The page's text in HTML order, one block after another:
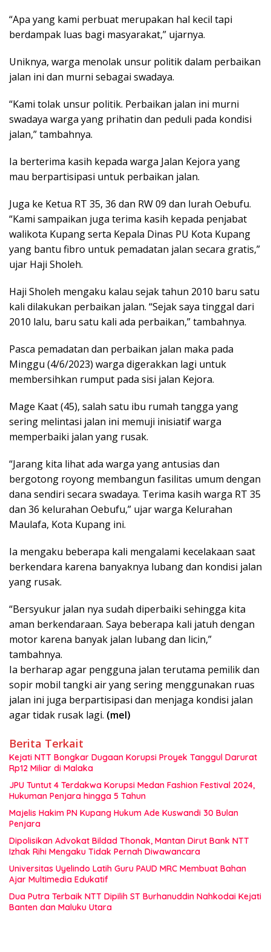
“Apa yang kami perbuat merupakan hal kecil tapi
berdampak luas bagi masyarakat,” ujarnya.
Uniknya, warga menolak unsur politik dalam perbaikan
jalan ini dan murni sebagai swadaya.
“Kami tolak unsur politik. Perbaikan jalan ini murni
swadaya warga yang prihatin dan peduli pada kondisi
jalan,” tambahnya.
Ia berterima kasih kepada warga Jalan Kejora yang
mau berpartisipasi untuk perbaikan jalan.
Juga ke Ketua RT 35, 36 dan RW 09 dan lurah Oebufu.
“Kami sampaikan juga terima kasih kepada penjabat
walikota Kupang serta Kepala Dinas PU Kota Kupang
yang bantu fibro untuk pemadatan jalan secara gratis,”
ujar Haji Sholeh.
Haji Sholeh mengaku kalau sejak tahun 2010 baru satu
kali dilakukan perbaikan jalan. “Sejak saya tinggal dari
2010 lalu, baru satu kali ada perbaikan,” tambahnya.
Pasca pemadatan dan perbaikan jalan maka pada
Minggu (4/6/2023) warga digerakkan lagi untuk
membersihkan rumput pada sisi jalan Kejora.
Mage Kaat (45), salah satu ibu rumah tangga yang
sering melintasi jalan ini memuji inisiatif warga
memperbaiki jalan yang rusak.
“Jarang kita lihat ada warga yang antusias dan
bergotong royong membangun fasilitas umum dengan
dana sendiri secara swadaya. Terima kasih warga RT 35
dan 36 kelurahan Oebufu,” ujar warga Kelurahan
Maulafa, Kota Kupang ini.
Ia mengaku beberapa kali mengalami kecelakaan saat
berkendara karena banyaknya lubang dan kondisi jalan
yang rusak.
“Bersyukur jalan nya sudah diperbaiki sehingga kita
aman berkendaraan. Saya beberapa kali jatuh dengan
motor karena banyak jalan lubang dan licin,”
tambahnya.
Ia berharap agar pengguna jalan terutama pemilik dan
sopir mobil tangki air yang sering menggunakan ruas
jalan ini juga berpartisipasi dan menjaga kondisi jalan
agar tidak rusak lagi. (mel)
Berita Terkait
Kejati NTT Bongkar Dugaan Korupsi Proyek Tanggul Darurat
Rp12 Miliar di Malaka
JPU Tuntut 4 Terdakwa Korupsi Medan Fashion Festival 2024,
Hukuman Penjara hingga 5 Tahun
Majelis Hakim PN Kupang Hukum Ade Kuswandi 30 Bulan
Penjara
Dipolisikan Advokat Bildad Thonak, Mantan Dirut Bank NTT
Izhak Rihi Mengaku Tidak Pernah Diwawancara
Universitas Uyelindo Latih Guru PAUD MRC Membuat Bahan
Ajar Multimedia Edukatif
Dua Putra Terbaik NTT Dipilih ST Burhanuddin Nahkodai Kejati
Banten dan Maluku Utara